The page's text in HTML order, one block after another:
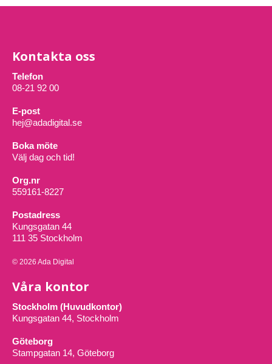
Kontakta oss
Telefon
08-21 92 00
E-post
hej@adadigital.se
Boka möte
Välj dag och tid!
Org.nr
559161-8227
Postadress
Kungsgatan 44
111 35 Stockholm
© 2026 Ada Digital
Våra kontor
Stockholm (Huvudkontor)
Kungsgatan 44, Stockholm
Göteborg
Stampgatan 14, Göteborg